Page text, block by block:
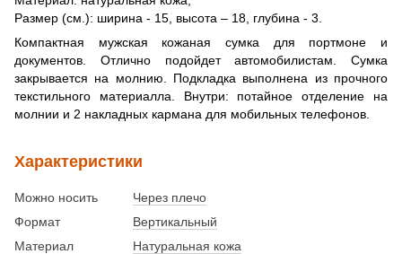
Размер (см.): ширина - 15, высота – 18, глубина - 3.
Компактная мужская кожаная сумка для портмоне и
документов. Отлично подойдет автомобилистам. Сумка
закрывается на молнию. Подкладка выполнена из прочного
текстильного материалла. Внутри: потайное отделение на
молнии и 2 накладных кармана для мобильных телефонов.
Характеристики
Можно носить
Через плечо
Формат
Вертикальный
Материал
Натуральная кожа